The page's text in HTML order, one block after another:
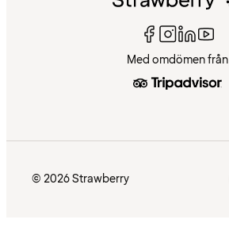
Med omdömen från
© 2026 Strawberry